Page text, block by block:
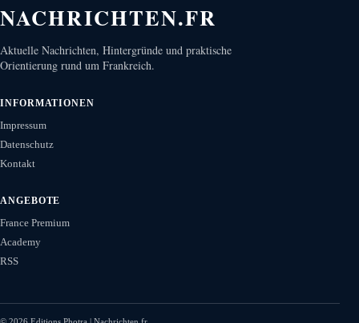
NACHRICHTEN.FR
Aktuelle Nachrichten, Hintergründe und praktische
Orientierung rund um Frankreich.
INFORMATIONEN
Impressum
Datenschutz
Kontakt
ANGEBOTE
France Premium
Academy
RSS